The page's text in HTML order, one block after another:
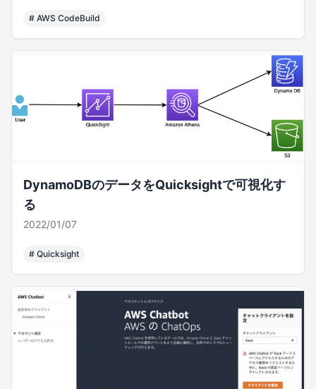
# AWS CodeBuild
DynamoDBのデータをQuicksightで可視化す
る
2022/01/07
# Quicksight